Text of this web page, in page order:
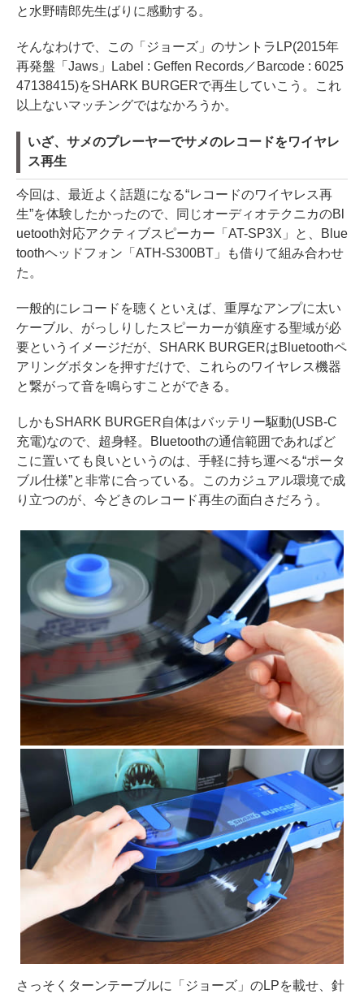
と水野晴郎先生ばりに感動する。
そんなわけで、この「ジョーズ」のサントラLP(2015年
再発盤「Jaws」Label : Geffen Records／Barcode : 6025
47138415)をSHARK BURGERで再生していこう。これ
以上ないマッチングではなかろうか。
いざ、サメのプレーヤーでサメのレコードをワイヤレ
ス再生
今回は、最近よく話題になる“レコードのワイヤレス再
生”を体験したかったので、同じオーディオテクニカのBl
uetooth対応アクティブスピーカー「AT-SP3X」と、Blue
toothヘッドフォン「ATH-S300BT」も借りて組み合わせ
た。
一般的にレコードを聴くといえば、重厚なアンプに太い
ケーブル、がっしりしたスピーカーが鎮座する聖域が必
要というイメージだが、SHARK BURGERはBluetoothペ
アリングボタンを押すだけで、これらのワイヤレス機器
と繋がって音を鳴らすことができる。
しかもSHARK BURGER自体はバッテリー駆動(USB-C
充電)なので、超身軽。Bluetoothの通信範囲であればど
こに置いても良いというのは、手軽に持ち運べる“ポータ
ブル仕様”と非常に合っている。このカジュアル環境で成
り立つのが、今どきのレコード再生の面白さだろう。
さっそくターンテーブルに「ジョーズ」のLPを載せ、針